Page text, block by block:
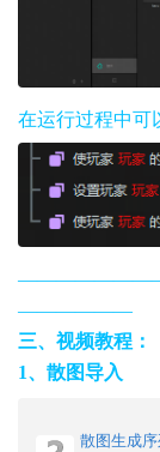
在运行过程中可
——————
三、视频教程：
1、散图导入
散图生成